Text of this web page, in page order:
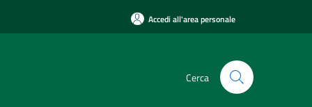
Accedi all'area personale
Cerca